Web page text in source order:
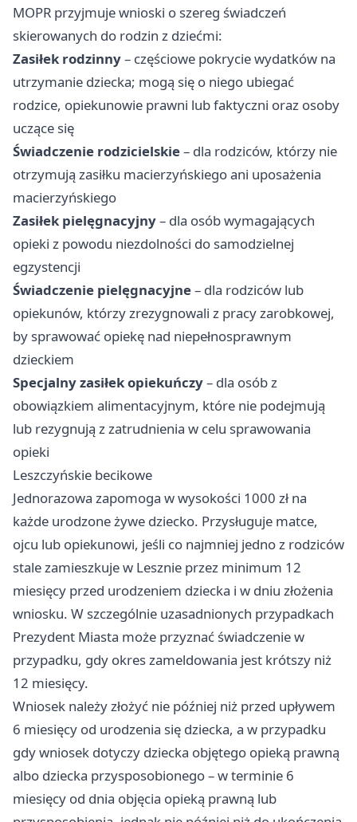
MOPR przyjmuje wnioski o szereg świadczeń
skierowanych do rodzin z dziećmi:
Zasiłek rodzinny– częściowe pokrycie wydatków na
utrzymanie dziecka; mogą się o niego ubiegać
rodzice, opiekunowie prawni lub faktyczni oraz osoby
uczące się
Świadczenie rodzicielskie– dla rodziców, którzy nie
otrzymują zasiłku macierzyńskiego ani uposażenia
macierzyńskiego
Zasiłek pielęgnacyjny– dla osób wymagających
opieki z powodu niezdolności do samodzielnej
egzystencji
Świadczenie pielęgnacyjne– dla rodziców lub
opiekunów, którzy zrezygnowali z pracy zarobkowej,
by sprawować opiekę nad niepełnosprawnym
dzieckiem
Specjalny zasiłek opiekuńczy– dla osób z
obowiązkiem alimentacyjnym, które nie podejmują
lub rezygnują z zatrudnienia w celu sprawowania
opieki
Leszczyńskie becikowe
Jednorazowa zapomoga w wysokości 1000 zł na
każde urodzone żywe dziecko. Przysługuje matce,
ojcu lub opiekunowi, jeśli co najmniej jedno z rodziców
stale zamieszkuje w Lesznie przez minimum 12
miesięcy przed urodzeniem dziecka i w dniu złożenia
wniosku. W szczególnie uzasadnionych przypadkach
Prezydent Miasta może przyznać świadczenie w
przypadku, gdy okres zameldowania jest krótszy niż
12 miesięcy.
Wniosek należy złożyć nie później niż przed upływem
6 miesięcy od urodzenia się dziecka, a w przypadku
gdy wniosek dotyczy dziecka objętego opieką prawną
albo dziecka przysposobionego – w terminie 6
miesięcy od dnia objęcia opieką prawną lub